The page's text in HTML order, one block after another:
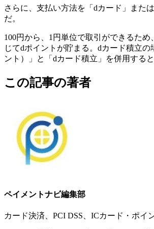
さらに、支払い方法を「dカード」また
だ。
100円から、1円単位で取引ができるた
じてdポイントが貯まる。dカード積立
ント）」と「dカード積立」を併用する
この記事の著者
ペイメントナビ編集部
カード決済、PCI DSS、ICカード・ポイ